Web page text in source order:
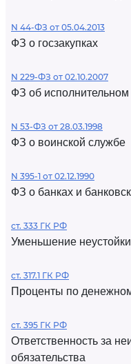
N 44-ФЗ от 05.04.2013
ФЗ о госзакупках
N 229-ФЗ от 02.10.2007
ФЗ об исполнительном
N 53-ФЗ от 28.03.1998
ФЗ о воинской службе
N 395-1 от 02.12.1990
ФЗ о банках и
ст. 333 ГК РФ
Уменьшение неустойки
ст. 317.1 ГК РФ
Проценты по
ст. 395 ГК РФ
Ответственность за
обязательства